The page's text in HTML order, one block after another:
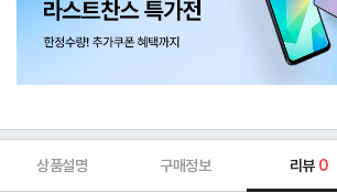
상품설명 구매정보 리뷰 0